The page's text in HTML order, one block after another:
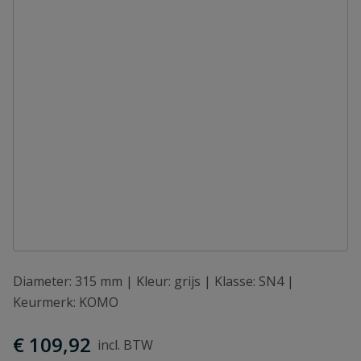
Diameter: 315 mm | Kleur: grijs | Klasse: SN4 |
Keurmerk: KOMO
€ 109,92